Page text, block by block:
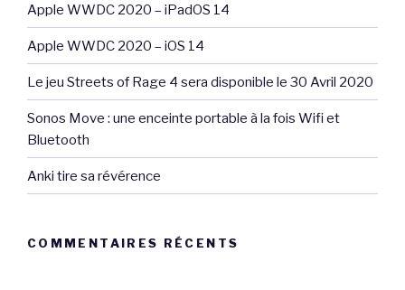
Apple WWDC 2020 – iPadOS 14
Apple WWDC 2020 – iOS 14
Le jeu Streets of Rage 4 sera disponible le 30 Avril 2020
Sonos Move : une enceinte portable à la fois Wifi et
Bluetooth
Anki tire sa révérence
COMMENTAIRES RÉCENTS